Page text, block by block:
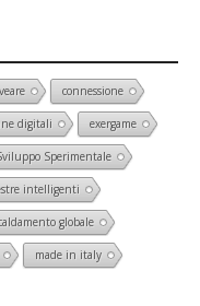
connessione
digitali exergame
Sperimentale
intelligenti
globale
made in italy